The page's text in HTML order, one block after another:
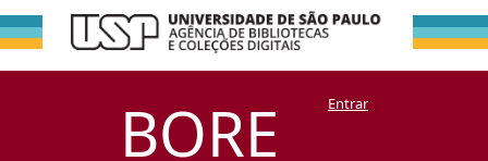
BORE
Busca no Acervo
DSpace/Manakin + CoriscoEntrar